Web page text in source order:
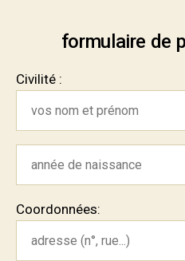
formulaire de
Civilité :
Coordonnées: